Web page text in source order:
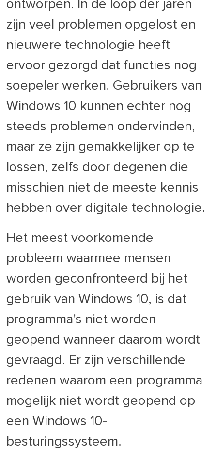
ontworpen. In de loop der jaren
zijn veel problemen opgelost en
nieuwere technologie heeft
ervoor gezorgd dat functies nog
soepeler werken. Gebruikers van
Windows 10 kunnen echter nog
steeds problemen ondervinden,
maar ze zijn gemakkelijker op te
lossen, zelfs door degenen die
misschien niet de meeste kennis
hebben over digitale technologie.
Het meest voorkomende
probleem waarmee mensen
worden geconfronteerd bij het
gebruik van Windows 10, is dat
programma's niet worden
geopend wanneer daarom wordt
gevraagd. Er zijn verschillende
redenen waarom een programma
mogelijk niet wordt geopend op
een Windows 10-
besturingssysteem.